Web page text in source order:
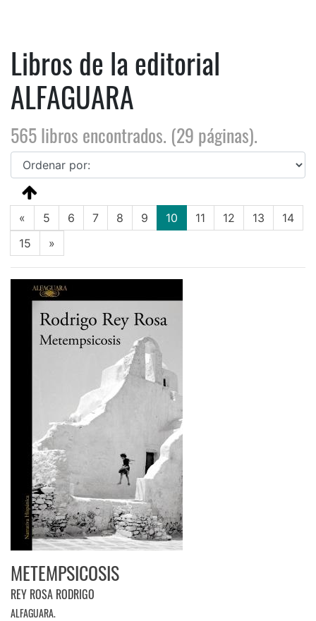
Libros de la editorial
ALFAGUARA
565 libros encontrados. (29 páginas).
« 5 6 7 8 9 10 (current)
11 12 13
14
15
»
METEMPSICOSIS
REY ROSA RODRIGO
ALFAGUARA.